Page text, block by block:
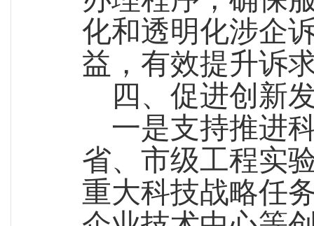
化和透明化涉企
益，有效提升诉
四、促进创新
一是支持推进
省、市级工程实
重大科技战略任